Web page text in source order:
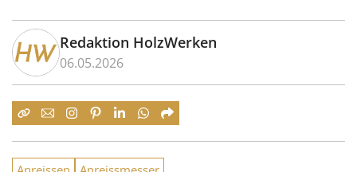
Redaktion HolzWerken
06.05.2026